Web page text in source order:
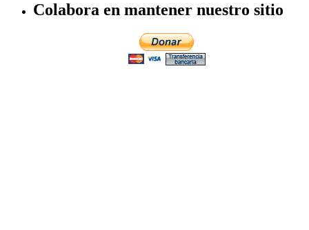
Colabora en mantener nuestro sitio